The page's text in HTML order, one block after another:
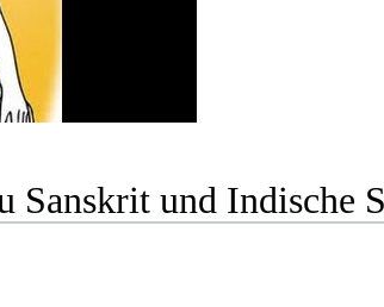
Sanskrit und Indische